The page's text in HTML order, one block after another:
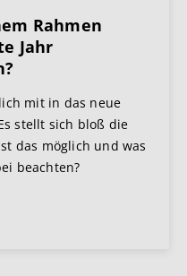
Rahmen
Jahr
mit in das neue
stellt sich bloß die
das möglich und was
beachten?